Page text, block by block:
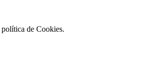
política de Cookies.